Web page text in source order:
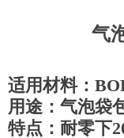
气
适用材料：
用途：气泡袋
特点：耐零下